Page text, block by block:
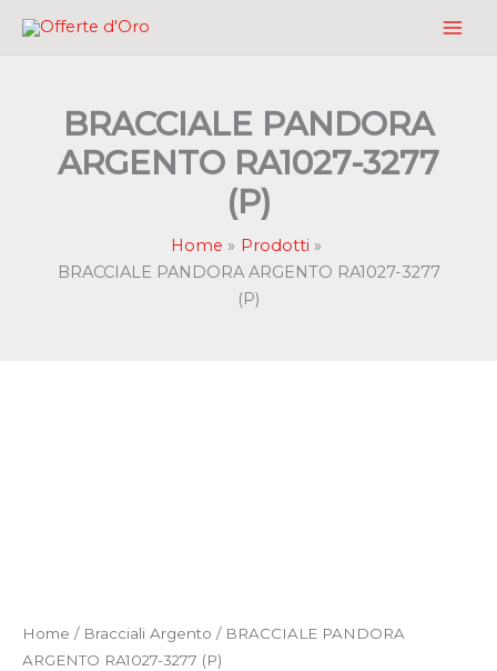
BRACCIALE PANDORA
ARGENTO RA1027-3277
(P)
Home
Prodotti
BRACCIALE PANDORA ARGENTO RA1027-3277
(P)
Home / Bracciali Argento / BRACCIALE PANDORA
ARGENTO RA1027-3277 (P)